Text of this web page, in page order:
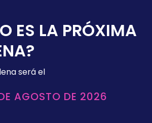
ES LA PRÓXIMA
será el
AGOSTO DE 2026